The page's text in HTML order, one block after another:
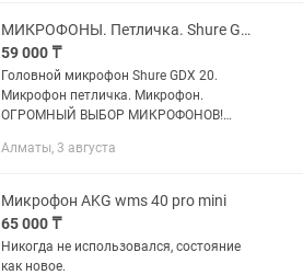
МИКРОФОНЫ. Петличка. Shure GDX 20. Огромный выбор. Оптом и в розницу.
59 000 ₸
Головной микрофон Shure GDX 20.
Микрофон петличка. Микрофон.
ОГРОМНЫЙ ВЫБОР МИКРОФОНОВ!
Kaspi Red! Отличное качество!
профессионального...
Алматы, 3 августа
Микрофон AKG wms 40 pro mini
65 000 ₸
Никогда не использовался, состояние
как новое.